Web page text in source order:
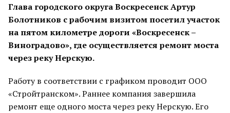
Глава городского округа Воскресенск Артур
Болотников с рабочим визитом посетил участок
на пятом километре дороги «Воскресенск –
Виноградово», где осуществляется ремонт моста
через реку Нерскую.
Работу в соответствии с графиком проводит ООО
«Стройтранском». Раннее компания завершила
ремонт еще одного моста через реку Нерскую. Его